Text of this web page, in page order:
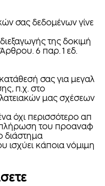
σας δεδομένων γίνε
της δοκιμή
6 παρ. 1 εδ.
σας για μεγαλ
π.χ. στο
μας σχέσεων
όχι περισσότερο απ
του προαναφ
διάστημα
ισχύει κάποια νόμιμη